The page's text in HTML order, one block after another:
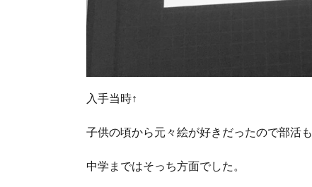
入手当時↑
子供の頃から元々絵が好きだったので部活も
中学まではそっち方面でした。